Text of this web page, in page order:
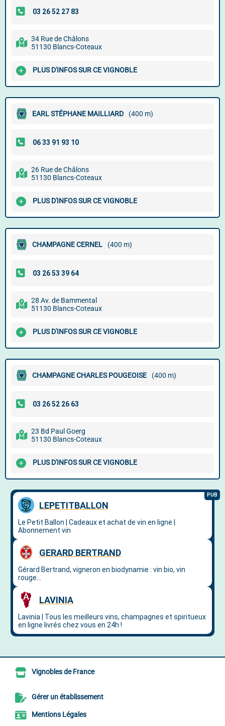
34 Rue de Châlons
51130 Blancs-Coteaux
PLUS D'INFOS SUR CE VIGNOBLE
EARL STÉPHANE MAILLIARD (400 m)
26 Rue de Châlons
51130 Blancs-Coteaux
PLUS D'INFOS SUR CE VIGNOBLE
CHAMPAGNE CERNEL (400 m)
28 Av. de Bammental
51130 Blancs-Coteaux
PLUS D'INFOS SUR CE VIGNOBLE
CHAMPAGNE CHARLES POUGEOISE (400 m)
23 Bd Paul Goerg
51130 Blancs-Coteaux
PLUS D'INFOS SUR CE VIGNOBLE
Vignobles de France
Gérer un établissement
Mentions Légales